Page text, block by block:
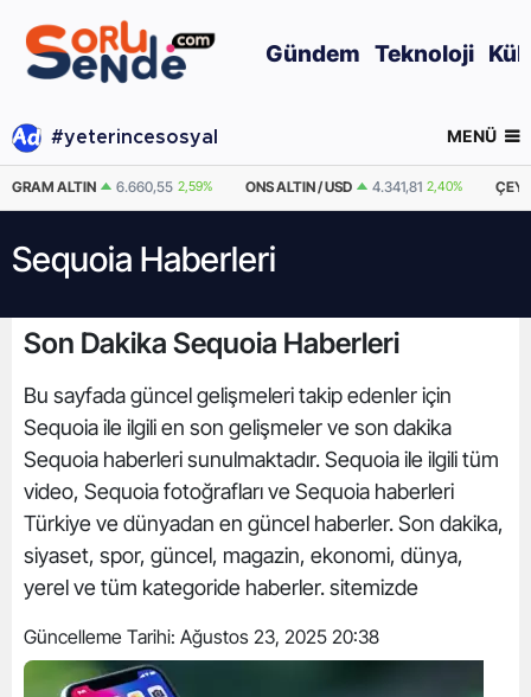
Gündem Teknoloji
#yeterincesosyal MENÜ
GRAM ALTIN 6.660,55 2,59% ONS ALTIN / USD 4.341,81 2,40%
Sequoia Haberleri
Son Dakika Sequoia Haberleri
Bu sayfada güncel gelişmeleri takip edenler için
Sequoia ile ilgili en son gelişmeler ve son dakika
Sequoia haberleri sunulmaktadır. Sequoia ile ilgili tüm
video, Sequoia fotoğrafları ve Sequoia haberleri
Türkiye ve dünyadan en güncel haberler. Son dakika,
siyaset, spor, güncel, magazin, ekonomi, dünya,
yerel ve tüm kategoride haberler. sitemizde
Güncelleme Tarihi: Ağustos 23, 2025 20:38